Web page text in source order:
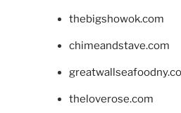
thebigshowok.com
chimeandstave.com
theloverose.com